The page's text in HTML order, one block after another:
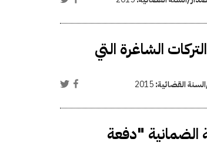
للقانون رقم 71 لسنة 1962 بشأن التركات الشاغرة التي
القضائية:2015
الضمانية "دفعة